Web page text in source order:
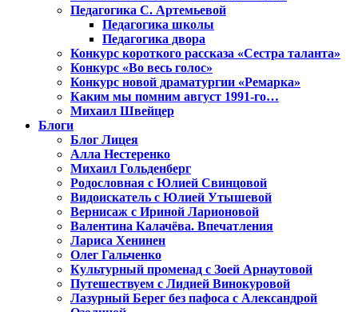
Педагогика С. Артемьевой
Педагогика школы
Педагогика двора
Конкурс короткого рассказа «Сестра таланта»
Конкурс «Во весь голос»
Конкурс новой драматургии «Ремарка»
Каким мы помним август 1991-го…
Михаил Швейцер
Блоги
Блог Лицея
Алла Нестеренко
Михаил Гольденберг
Родословная с Юлией Свинцовой
Видоискатель с Юлией Утышевой
Вернисаж с Ириной Ларионовой
Валентина Калачёва. Впечатления
Лариса Хенинен
Олег Гальченко
Культурный променад с Зоей Арнаутовой
Путешествуем с Лидией Винокуровой
Лазурный Берег без пафоса с Александрой